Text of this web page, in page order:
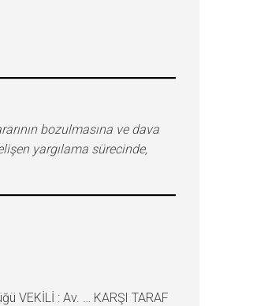
bozulmasına ve dava
yargılama sürecinde,
VEKİLİ : Av. … KARŞI TARAF